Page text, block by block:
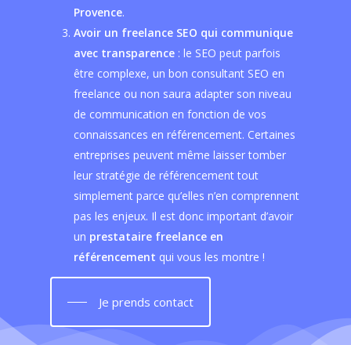
Provence.
Avoir un freelance SEO qui communique
avec transparence : le SEO peut parfois
être complexe, un bon consultant SEO en
freelance ou non saura adapter son niveau
de communication en fonction de vos
connaissances en référencement. Certaines
entreprises peuvent même laisser tomber
leur stratégie de référencement tout
simplement parce qu’elles n’en comprennent
pas les enjeux. Il est donc important d’avoir
un prestataire freelance en
référencement qui vous les montre !
Je prends contact